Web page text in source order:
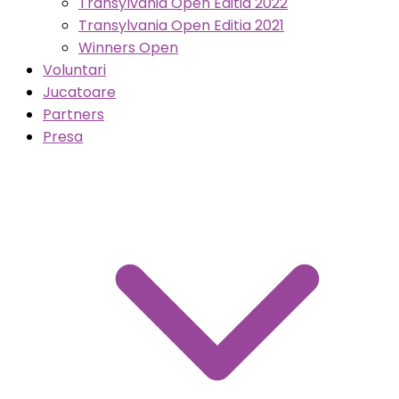
Transylvania Open Editia 2021
Winners Open
Voluntari
Jucatoare
Partners
Presa